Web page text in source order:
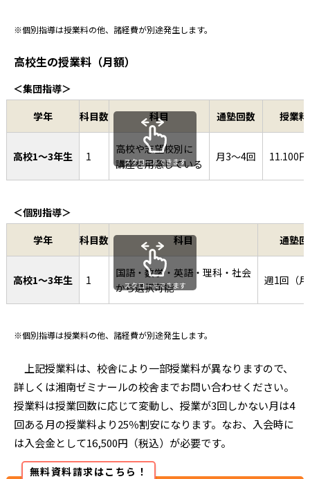
社会
※個別指導は授業料の他、諸経費が別途発生します。
高校生の授業料（月額）
＜集団指導＞
学年
科目数 科目 通塾回数 授業料
高校1〜3年生 1
高校や志望校別に
講座を用意している
月3〜4回 11.100
スクロールできます
＜個別指導＞
学年
科目数 科目 通塾
高校1〜3年生 1
国語・数学・英語・理科・社会
から選択可能
週1回（
スクロールできます
※個別指導は授業料の他、諸経費が別途発生します。
上記授業料は、校舎により一部授業料が異なりますので、
詳しくは湘南ゼミナールの校舎までお問い合わせください。
授業料は授業回数に応じて変動し、授業が3回しかない月は4
回ある月の授業料より25％割安になります。なお、入会時に
は入会金として16,500円（税込）が必要です。
無料資料請求はこちら！